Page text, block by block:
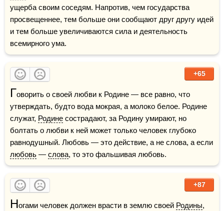
ущерба своим соседям. Напротив, чем государства
просвещеннее, тем больше они сообщают друг другу идей
и тем больше увеличиваются сила и деятельность
всемирного ума.
+65
Говорить о своей любви к Родине — все равно, что
утверждать, будто вода мокрая, а молоко белое. Родине
служат, Родине сострадают, за Родину умирают, но
болтать о любви к ней может только человек глубоко
любовь — слова, то это фальшивая любовь.
+87
Ногами человек должен врасти в землю своей Родины,